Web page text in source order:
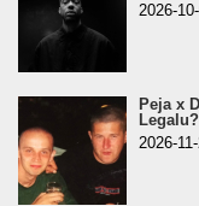
2026-
Peja x
2026-